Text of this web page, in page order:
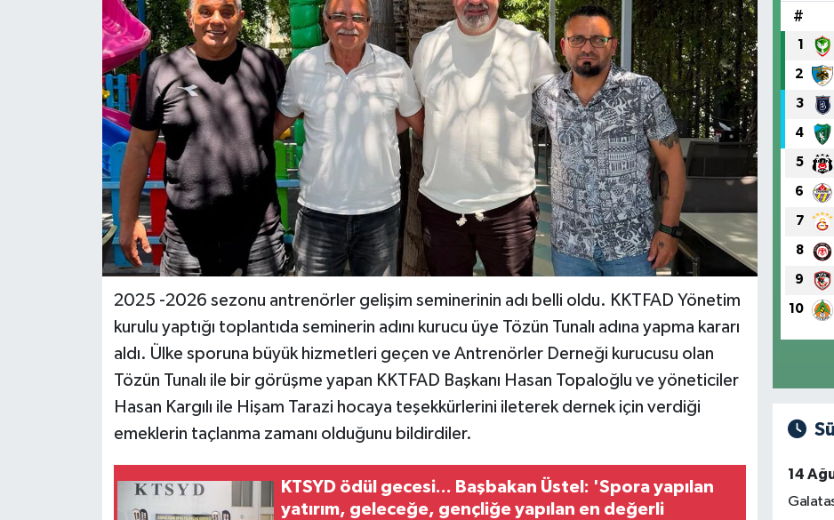
2025 -2026 sezonu antrenörler gelişim seminerinin adı belli oldu. KKTFAD Yönetim
kurulu yaptığı toplantıda seminerin adını kurucu üye Tözün Tunalı adına yapma kararı
aldı. Ülke sporuna büyük hizmetleri geçen ve Antrenörler Derneği kurucusu olan
Tözün Tunalı ile bir görüşme yapan KKTFAD Başkanı Hasan Topaloğlu ve yöneticiler
Hasan Kargılı ile Hişam Tarazi hocaya teşekkürlerini ileterek dernek için verdiği
emeklerin taçlanma zamanı olduğunu bildirdiler.
KTSYD ödül gecesi... Başbakan Üstel: 'Spora yapılan
yatırım, geleceğe, gençliğe yapılan en değerli
#
1
2
3
4
5
6
7
8
9
10
14
ESENTEPE
GAZİMAĞUSA
GÜNDEM
GÜNEY KIBRIS
İÇ HABERLER
KÜLTÜR SANAT
MAGAZİN
Nöbetçi Eczaneler